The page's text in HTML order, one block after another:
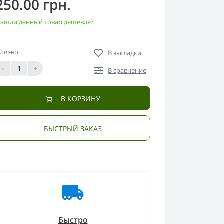
грн.
данный товар дешевле?
во:
-
+
В закладки
В сравнение
В КОРЗИНУ
БЫСТРЫЙ ЗАКАЗ
Быстро